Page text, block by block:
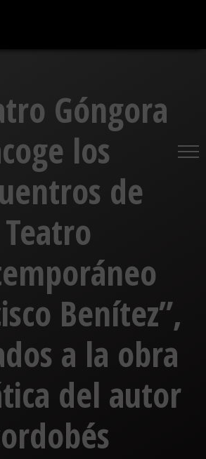
Góngora
los
de
Teatro
Benítez”,
a la obra
del autor